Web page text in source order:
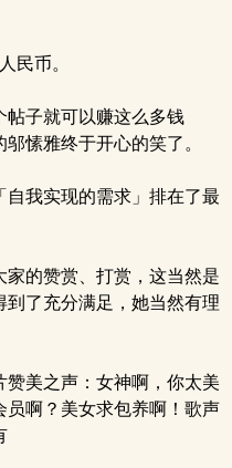
民币。
子就可以赚这么多钱
愫雅终于开心的笑了。
我实现的需求」排在了最
的赞赏、打赏，这当然是
了充分满足，她当然有理
美之声：女神啊，你太美
员啊？美女求包养啊！歌声